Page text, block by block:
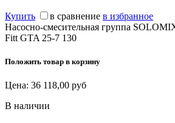
Купить в сравнение в избранное
Насосно-смесительная группа
Fitt GTA 25-7 130
Положить товар в корзину
Цена: 36 118,00 руб
В наличии